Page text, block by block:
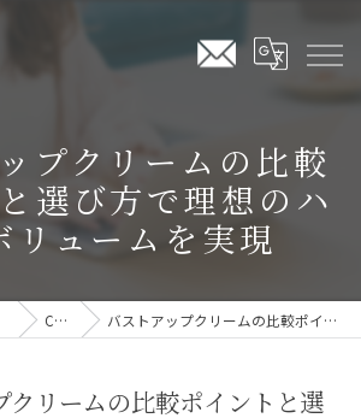
プクリームの比較
選び方で理想のハ
リュームを実現
COLUMN バストアップクリームの比較ポイントと選び方で理想のハリとボリュームを実現
クリームの比較ポイントと選